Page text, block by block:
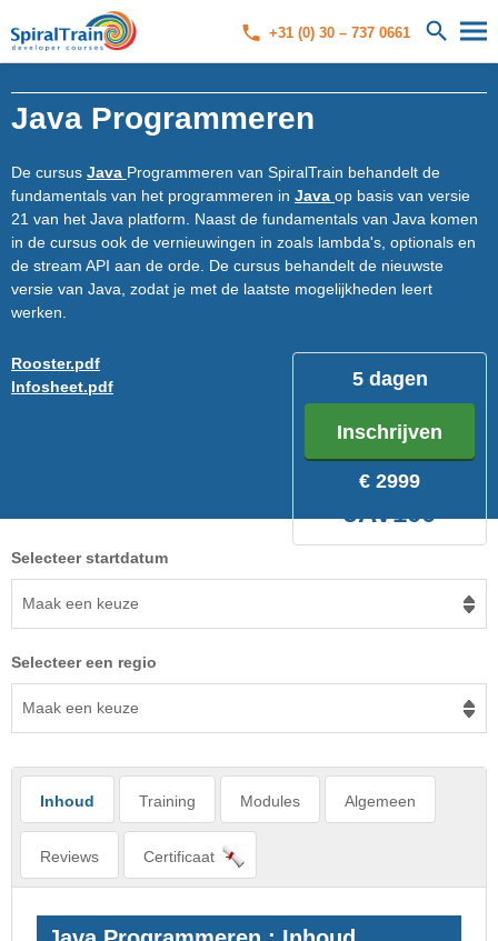
+31 (0) 30 – 737 0661
Java Programmeren
De cursus Java Programmeren van SpiralTrain behandelt de
fundamentals van het programmeren in Java op basis van versie
21 van het Java platform. Naast de fundamentals van Java komen
in de cursus ook de vernieuwingen in zoals lambda's, optionals en
de stream API aan de orde. De cursus behandelt de nieuwste
versie van Java, zodat je met de laatste mogelijkheden leert
werken.
5 dagen
Inschrijven
€ 2999
JAV100
Rooster.pdf
Infosheet.pdf
Selecteer startdatum
Maak een keuze
Selecteer een regio
Maak een keuze
Inhoud Training Modules Algemeen
Reviews Certificaat